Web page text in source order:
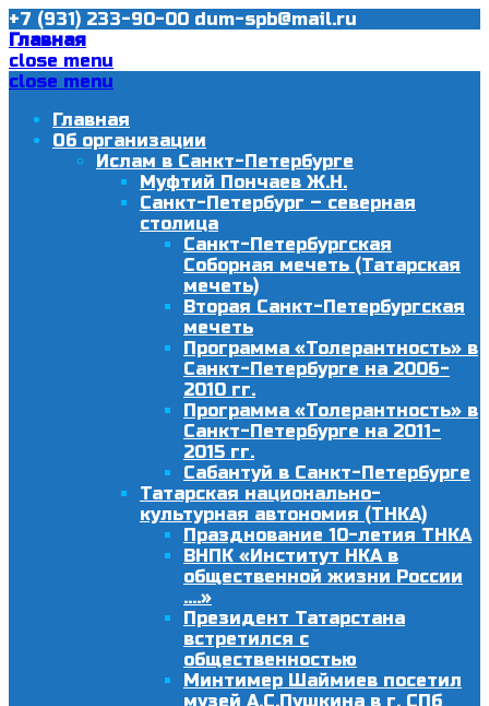
+7 (931) 233-90-00 dum-spb@mail.ru
Главная
close menu
close menu
Главная
Об организации
Ислам в Санкт-Петербурге
Муфтий Пончаев Ж.Н.
Санкт-Петербург – северная
столица
Санкт-Петербургская
Соборная мечеть (Татарская
мечеть)
Вторая Санкт-Петербургская
мечеть
Программа «Толерантность» в
Санкт-Петербурге на 2006-
2010 гг.
Программа «Толерантность» в
Санкт-Петербурге на 2011-
2015 гг.
Сабантуй в Санкт-Петербурге
Татарская национально-
культурная автономия (ТНКА)
Празднование 10-летия ТНКА
ВНПК «Институт НКА в
общественной жизни России
….»
Президент Татарстана
встретился с
общественностью
Минтимер Шаймиев посетил
музей А.С.Пушкина в г. СПб